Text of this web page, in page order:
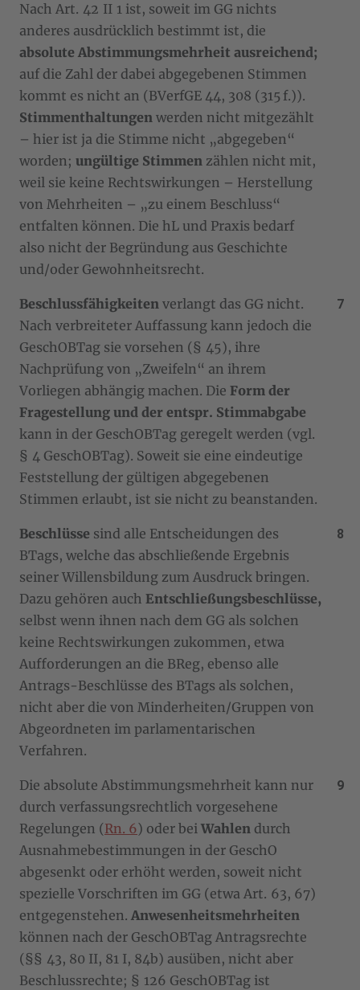
Nach Art. 42 II 1 ist, soweit im GG nichts
anderes ausdrücklich bestimmt ist, die
absolute Abstimmungsmehrheit ausreichend;
auf die Zahl der dabei abgegebenen Stimmen
kommt es nicht an (BVerfGE 44, 308 (315 f.)).
Stimmenthaltungen werden nicht mitgezählt
– hier ist ja die Stimme nicht „abgegeben“
worden; ungültige Stimmen zählen nicht mit,
weil sie keine Rechtswirkungen – Herstellung
von Mehrheiten – „zu einem Beschluss“
entfalten können. Die hL und Praxis bedarf
also nicht der Begründung aus Geschichte
und/oder Gewohnheitsrecht.
Beschlussfähigkeiten verlangt das GG nicht.
Nach verbreiteter Auffassung kann jedoch die
GeschOBTag sie vorsehen (§ 45), ihre
Nachprüfung von „Zweifeln“ an ihrem
Vorliegen abhängig machen. Die Form der
Fragestellung und der entspr. Stimmabgabe
kann in der GeschOBTag geregelt werden (vgl.
§ 4 GeschOBTag). Soweit sie eine eindeutige
Feststellung der gültigen abgegebenen
Stimmen erlaubt, ist sie nicht zu beanstanden.
Beschlüsse sind alle Entscheidungen des
BTags, welche das abschließende Ergebnis
seiner Willensbildung zum Ausdruck bringen.
Dazu gehören auch Entschließungsbeschlüsse,
selbst wenn ihnen nach dem GG als solchen
keine Rechtswirkungen zukommen, etwa
Aufforderungen an die BReg, ebenso alle
Antrags-Beschlüsse des BTags als solchen,
nicht aber die von Minderheiten/Gruppen von
Abgeordneten im parlamentarischen
Verfahren.
Die absolute Abstimmungsmehrheit kann nur
durch verfassungsrechtlich vorgesehene
Regelungen (Rn. 6) oder bei Wahlen durch
Ausnahmebestimmungen in der GeschO
abgesenkt oder erhöht werden, soweit nicht
spezielle Vorschriften im GG (etwa Art. 63, 67)
entgegenstehen. Anwesenheitsmehrheiten
können nach der GeschOBTag Antragsrechte
(§§ 43, 80 II, 81 I, 84b) ausüben, nicht aber
Beschlussrechte; § 126 GeschOBTag ist